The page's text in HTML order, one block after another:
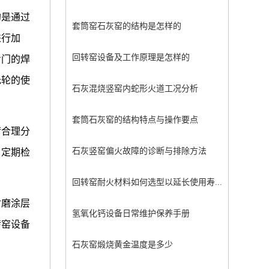
通过
加
的焊
的使
理分
期检
涂层
设备
套筒窑石灰窑的结构是怎样的
回转窑设备及工作原理是怎样的
石灰混烧竖窑内蛇形火道工况分析
套筒石灰窑的结构特点与操作要点
石灰竖窑偏火故障的诊断与排除方法
回转窑耐火材料如何选型以延长使用寿...
氢氧化钙设备日常维护保养手册
石灰窑煅烧黄金温度是多少